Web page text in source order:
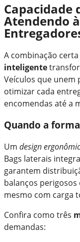
Capacidade
Atendendo
A combinação
inteligente
Veículos que
otimizar cada
encomendas até a
Quando a
Um design
Bags laterais
garantem
balanços
mesmo com carga
Confira como três
demandas: